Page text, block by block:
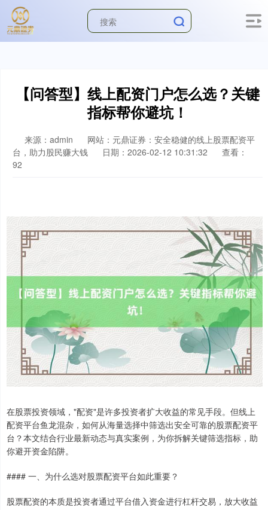
【问答型】线上配资门户怎么选？关键
指标帮你避坑！
来源：admin
网站：元鼎证券：安全稳健的线上股票配资平
台，助力股民赚大钱
日期：2026-02-12 10:31:32
查看：
92
在股票投资领域，"配资"是许多投资者扩大收益的常见手段。但线上
配资平台鱼龙混杂，如何从海量选择中筛选出安全可靠的股票配资平
台？本文结合行业最新动态与真实案例，为你拆解关键筛选指标，助
你避开资金陷阱。
#### 一、为什么选对股票配资平台如此重要？
股票配资的本质是投资者通过平台借入资金进行杠杆交易，放大收益